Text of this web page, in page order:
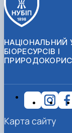
НАЦІОНАЛЬНИЙ
БІОРЕСУРСІВ І
Карта сайту